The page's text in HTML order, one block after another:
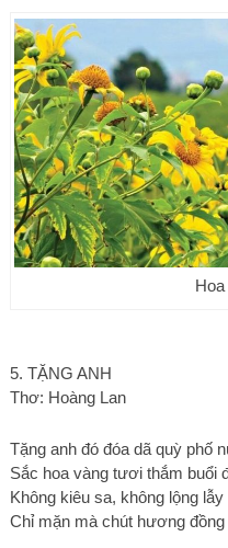
5. TẶNG ANH
Thơ: Hoàng Lan
Tặng anh đó đóa dã quỳ phố
Sắc hoa vàng tươi thắm buổi
Không kiêu sa, không lộng
Chỉ mặn mà chút hương đồng